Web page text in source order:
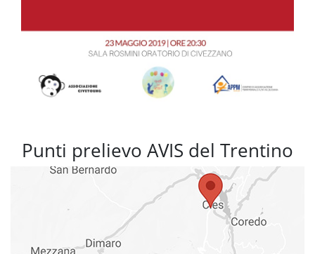
Punti prelievo AVIS del Trentino